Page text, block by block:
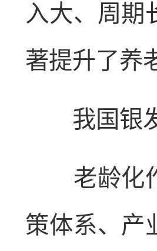
入大、周期
著提升了养
我国银
老龄化作
策体系、产